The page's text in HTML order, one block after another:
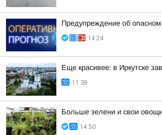
Предупреждение об опасном
14:24
Еще красивее: в Иркутске
11:39
Больше зелени и свои
14:50